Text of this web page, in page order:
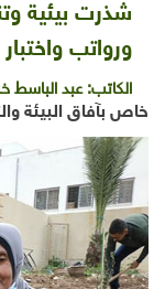
شذرت بيئية
ورواتب
الكاتب:عبد الباسط
خاص بآفاق البيئة